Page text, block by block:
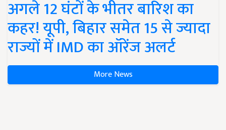
अगले 12 घंटों के भीतर बारिश का
कहर! यूपी, बिहार समेत 15 से ज्यादा
राज्यों में IMD का ऑरेंज अलर्ट
More News